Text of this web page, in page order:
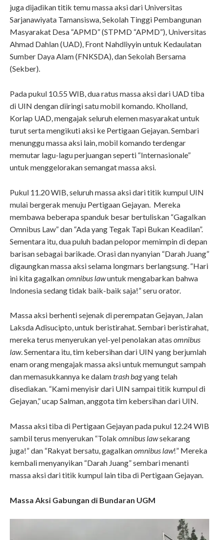
juga dijadikan titik temu massa aksi dari Universitas
Sarjanawiyata Tamansiswa, Sekolah Tinggi Pembangunan
Masyarakat Desa “APMD” (STPMD “APMD”), Universitas
Ahmad Dahlan (UAD), Front Nahdliyyin untuk Kedaulatan
Sumber Daya Alam (FNKSDA), dan Sekolah Bersama
(Sekber).
Pada pukul 10.55 WIB, dua ratus massa aksi dari UAD tiba
di UIN dengan diiringi satu mobil komando. Kholland,
Korlap UAD, mengajak seluruh elemen masyarakat untuk
turut serta mengikuti aksi ke Pertigaan Gejayan. Sembari
menunggu massa aksi lain, mobil komando terdengar
memutar lagu-lagu perjuangan seperti “Internasionale”
untuk menggelorakan semangat massa aksi.
Pukul 11.20 WIB, seluruh massa aksi dari titik kumpul UIN
mulai bergerak menuju Pertigaan Gejayan. Mereka
membawa beberapa spanduk besar bertuliskan “Gagalkan
Omnibus Law” dan “Ada yang Tegak Tapi Bukan Keadilan”.
Sementara itu, dua puluh badan pelopor memimpin di depan
barisan sebagai barikade. Orasi dan nyanyian “Darah Juang”
digaungkan massa aksi selama longmars berlangsung. “Hari
ini kita gagalkanomnibus lawuntuk mengabarkan bahwa
Indonesia sedang tidak baik-baik saja!” seru orator.
Massa aksi berhenti sejenak di perempatan Gejayan, Jalan
Laksda Adisucipto, untuk beristirahat. Sembari beristirahat,
mereka terus menyerukan yel-yel penolakan atas omnibus
law. Sementara itu, tim kebersihan dari UIN yang berjumlah
enam orang mengajak massa aksi untuk memungut sampah
dan memasukkannya ke dalamtrash bagyang telah
disediakan. “Kami menyisir dari UIN sampai titik kumpul di
Gejayan,” ucap Salman, anggota tim kebersihan dari UIN.
Massa aksi tiba di Pertigaan Gejayan pada pukul 12.24 WIB
sambil terus menyerukan “Tolak omnibus lawsekarang
juga!” dan “Rakyat bersatu, gagalkanomnibus law!” Mereka
kembali menyanyikan “Darah Juang” sembari menanti
massa aksi dari titik kumpul lain tiba di Pertigaan Gejayan.
Massa Aksi Gabungan di Bundaran UGM